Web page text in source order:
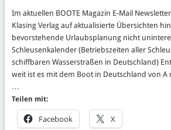
Im aktuellen BOOTE Magazin E-Mail
Klasing Verlag auf aktualisierte Übersichten
bevorstehende Urlaubsplanung nicht
Schleusenkalender (Betriebszeiten aller
schiffbaren Wasserstraßen in Deutschland)
weit ist es mit dem Boot in Deutschland von A
…
Teilen mit:
Facebook X